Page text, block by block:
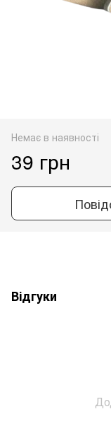
Немає в наявності
39 грн
Відгуки